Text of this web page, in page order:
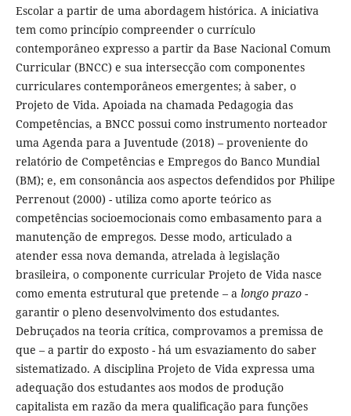
Escolar a partir de uma abordagem histórica. A iniciativa
tem como princípio compreender o currículo
contemporâneo expresso a partir da Base Nacional Comum
Curricular (BNCC) e sua intersecção com componentes
curriculares contemporâneos emergentes; à saber, o
Projeto de Vida. Apoiada na chamada Pedagogia das
Competências, a BNCC possui como instrumento norteador
uma Agenda para a Juventude (2018) – proveniente do
relatório de Competências e Empregos do Banco Mundial
(BM); e, em consonância aos aspectos defendidos por Philipe
Perrenout (2000) - utiliza como aporte teórico as
competências socioemocionais como embasamento para a
manutenção de empregos. Desse modo, articulado a
atender essa nova demanda, atrelada à legislação
brasileira, o componente curricular Projeto de Vida nasce
como ementa estrutural que pretende – a longo prazo-
garantir o pleno desenvolvimento dos estudantes.
Debruçados na teoria crítica, comprovamos a premissa de
que – a partir do exposto - há um esvaziamento do saber
sistematizado. A disciplina Projeto de Vida expressa uma
adequação dos estudantes aos modos de produção
capitalista em razão da mera qualificação para funções